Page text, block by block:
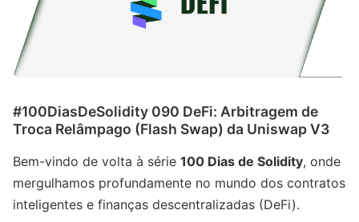
#100DiasDeSolidity 090 DeFi: Arbitragem de
Troca Relâmpago (Flash Swap) da Uniswap V3
Bem-vindo de volta à série 100 Dias de Solidity, onde
mergulhamos profundamente no mundo dos contratos
inteligentes e finanças descentralizadas (DeFi).